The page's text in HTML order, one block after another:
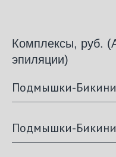
Комплексы, руб.
эпиляции)
Подмышки-Бикини
Подмышки-Бикини